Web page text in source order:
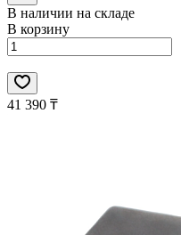
В наличии на складе
В корзину
41 390 ₸